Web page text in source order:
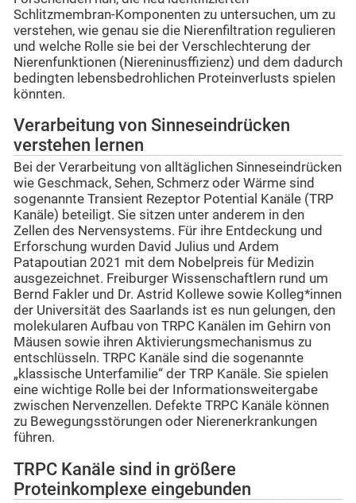
Schlitzmembran-Komponenten zu untersuchen, um zu
verstehen, wie genau sie die Nierenfiltration regulieren
und welche Rolle sie bei der Verschlechterung der
Nierenfunktionen (Niereninusffizienz) und dem dadurch
bedingten lebensbedrohlichen Proteinverlusts spielen
könnten.
Verarbeitung von Sinneseindrücken
verstehen lernen
Bei der Verarbeitung von alltäglichen Sinneseindrücken
wie Geschmack, Sehen, Schmerz oder Wärme sind
sogenannte Transient Rezeptor Potential Kanäle (TRP
Kanäle) beteiligt. Sie sitzen unter anderem in den
Zellen des Nervensystems. Für ihre Entdeckung und
Erforschung wurden David Julius und Ardem
Patapoutian 2021 mit dem Nobelpreis für Medizin
ausgezeichnet. Freiburger Wissenschaftlern rund um
Bernd Fakler und Dr. Astrid Kollewe sowie Kolleg*innen
der Universität des Saarlands ist es nun gelungen, den
molekularen Aufbau von TRPC Kanälen im Gehirn von
Mäusen sowie ihren Aktivierungsmechanismus zu
entschlüsseln. TRPC Kanäle sind die sogenannte
„klassische Unterfamilie“ der TRP Kanäle. Sie spielen
eine wichtige Rolle bei der Informationsweitergabe
zwischen Nervenzellen. Defekte TRPC Kanäle können
zu Bewegungsstörungen oder Nierenerkrankungen
führen.
TRPC Kanäle sind in größere
Proteinkomplexe eingebunden